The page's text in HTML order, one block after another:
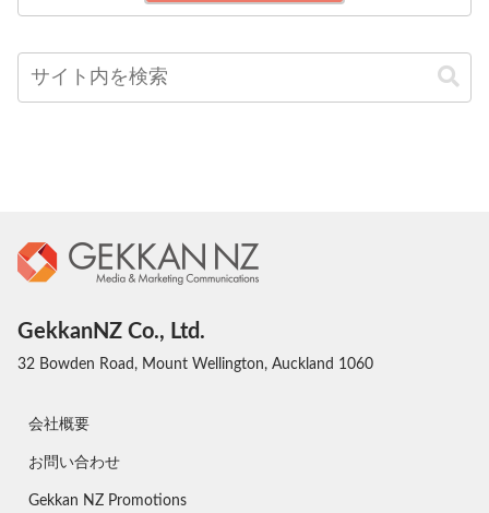
GekkanNZ Co., Ltd.
32 Bowden Road, Mount Wellington, Auckland 1060
会社概要
お問い合わせ
Gekkan NZ Promotions